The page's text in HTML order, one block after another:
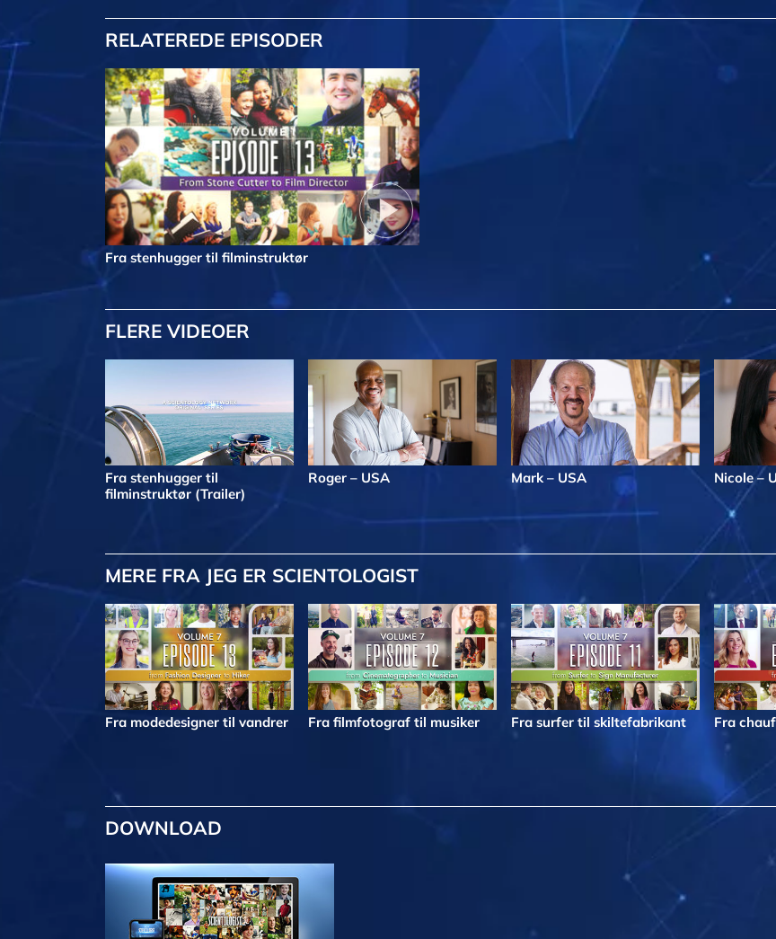
RELATEREDE EPISODER
Fra stenhugger til filminstruktør
FLERE VIDEOER
Fra stenhugger til
filminstruktør (Trailer)
Roger – USA Mark – USA Nicole –
MERE FRA JEG ER SCIENTOLOGIST
Fra modedesigner til vandrer Fra filmfotograf til musiker Fra surfer til skiltefabrikant Fra
DOWNLOAD